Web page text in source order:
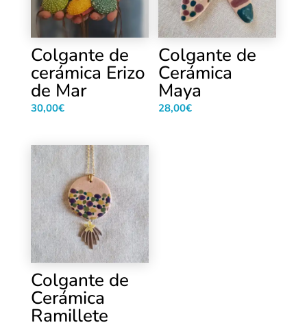
Colgante de
cerámica Erizo
de Mar
30,00€
Colgante de
Cerámica
Maya
28,00€
Colgante de
Cerámica
Ramillete